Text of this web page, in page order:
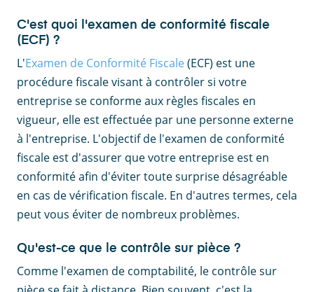
C'est quoi l'examen de conformité fiscale
(ECF) ?
L'Examen de Conformité Fiscale(ECF) est une
procédure fiscale visant à contrôler si votre
entreprise se conforme aux règles fiscales en
vigueur, elle est effectuée par une personne externe
à l'entreprise. L'objectif de l'examen de conformité
fiscale est d'assurer que votre entreprise est en
conformité afin d'éviter toute surprise désagréable
en cas de vérification fiscale. En d'autres termes, cela
peut vous éviter de nombreux problèmes.
Qu'est-ce que le contrôle sur pièce ?
Comme l'examen de comptabilité, le contrôle sur